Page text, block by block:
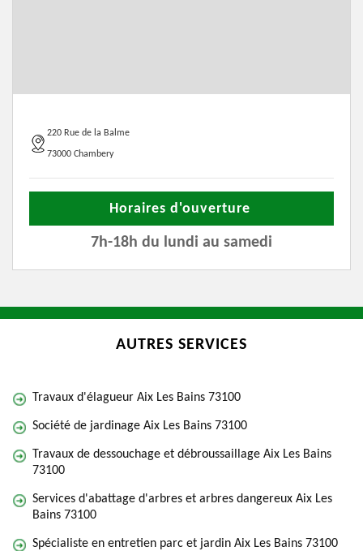
220 Rue de la Balme
73000 Chambery
Horaires d'ouverture
7h-18h du lundi au samedi
AUTRES SERVICES
Travaux d'élagueur Aix Les Bains 73100
Société de jardinage Aix Les Bains 73100
Travaux de dessouchage et débroussaillage Aix Les Bains
73100
Services d'abattage d'arbres et arbres dangereux Aix Les
Bains 73100
Spécialiste en entretien parc et jardin Aix Les Bains 73100